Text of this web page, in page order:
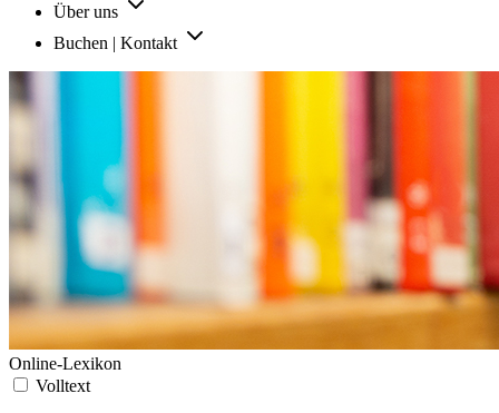
Über uns
Buchen | Kontakt
Online-Lexikon
Volltext